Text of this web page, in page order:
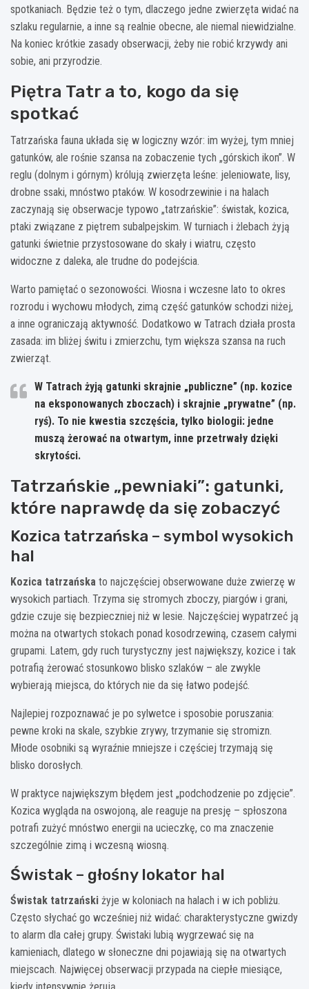
spotkaniach. Będzie też o tym, dlaczego jedne zwierzęta widać na
szlaku regularnie, a inne są realnie obecne, ale niemal niewidzialne.
Na koniec krótkie zasady obserwacji, żeby nie robić krzywdy ani
sobie, ani przyrodzie.
Piętra Tatr a to, kogo da się
spotkać
Tatrzańska fauna układa się w logiczny wzór: im wyżej, tym mniej
gatunków, ale rośnie szansa na zobaczenie tych „górskich ikon”. W
reglu (dolnym i górnym) królują zwierzęta leśne: jeleniowate, lisy,
drobne ssaki, mnóstwo ptaków. W kosodrzewinie i na halach
zaczynają się obserwacje typowo „tatrzańskie”: świstak, kozica,
ptaki związane z piętrem subalpejskim. W turniach i żlebach żyją
gatunki świetnie przystosowane do skały i wiatru, często
widoczne z daleka, ale trudne do podejścia.
Warto pamiętać o sezonowości. Wiosna i wczesne lato to okres
rozrodu i wychowu młodych, zimą część gatunków schodzi niżej,
a inne ograniczają aktywność. Dodatkowo w Tatrach działa prosta
zasada: im bliżej świtu i zmierzchu, tym większa szansa na ruch
zwierząt.
W Tatrach żyją gatunki skrajnie „publiczne” (np. kozice
na eksponowanych zboczach) i skrajnie „prywatne” (np.
ryś). To nie kwestia szczęścia, tylko biologii: jedne
muszą żerować na otwartym, inne przetrwały dzięki
skrytości.
Tatrzańskie „pewniaki”: gatunki,
które naprawdę da się zobaczyć
Kozica tatrzańska – symbol wysokich
hal
Kozica tatrzańska to najczęściej obserwowane duże zwierzę w
wysokich partiach. Trzyma się stromych zboczy, piargów i grani,
gdzie czuje się bezpieczniej niż w lesie. Najczęściej wypatrzeć ją
można na otwartych stokach ponad kosodrzewiną, czasem całymi
grupami. Latem, gdy ruch turystyczny jest największy, kozice i tak
potrafią żerować stosunkowo blisko szlaków – ale zwykle
wybierają miejsca, do których nie da się łatwo podejść.
Najlepiej rozpoznawać je po sylwetce i sposobie poruszania:
pewne kroki na skale, szybkie zrywy, trzymanie się stromizn.
Młode osobniki są wyraźnie mniejsze i częściej trzymają się
blisko dorosłych.
W praktyce największym błędem jest „podchodzenie po zdjęcie”.
Kozica wygląda na oswojoną, ale reaguje na presję – spłoszona
potrafi zużyć mnóstwo energii na ucieczkę, co ma znaczenie
szczególnie zimą i wczesną wiosną.
Świstak – głośny lokator hal
Świstak tatrzański żyje w koloniach na halach i w ich pobliżu.
Często słychać go wcześniej niż widać: charakterystyczne gwizdy
to alarm dla całej grupy. Świstaki lubią wygrzewać się na
kamieniach, dlatego w słoneczne dni pojawiają się na otwartych
miejscach. Najwięcej obserwacji przypada na ciepłe miesiące,